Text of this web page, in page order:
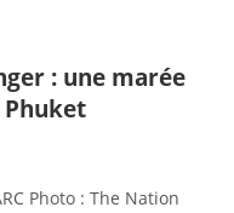
: une marée
Phuket
Photo : The Nation